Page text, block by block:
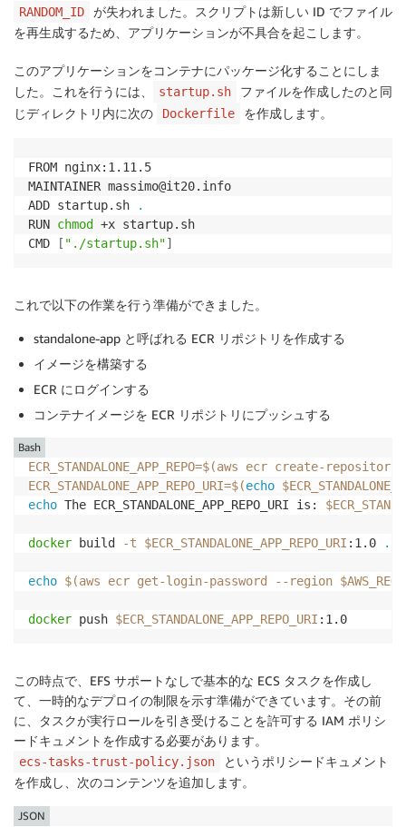
nginx -g "daemon off;"
RANDOM_ID
が失われました。スクリプトは新しい ID でファイル
を再生成するため、アプリケーションが不具合を起こします。
このアプリケーションをコンテナにパッケージ化することにしま
した。これを行うには、
startup.sh
ファイルを作成したのと同
じディレクトリ内に次の
Dockerfile を作成します。
FROM nginx:1.11.5
MAINTAINER massimo@it20.info
ADD startup.sh
.
RUN chmod
+x startup.sh
CMD
[ "./startup.sh"]
これで以下の作業を行う準備ができました。
standalone-app と呼ばれる ECR リポジトリを作成する
イメージを構築する
ECR にログインする
コンテナイメージを ECR リポジトリにプッシュする
ECR_STANDALONE_APP_REPO=$(aws ecr create-repository
ECR_STANDALONE_APP_REPO_URI=$(echo
echo The ECR_STANDALONE_APP_REPO_URI is:
docker build -t $ECR_STANDALONE_APP_REPO_URI :1.0 .
echo $(aws ecr get-login-password --region
docker push $ECR_STANDALONE_APP_REPO_URI :1.0
Bash
この時点で、EFS サポートなしで基本的な ECS タスクを作成し
て、一時的なデプロイの制限を示す準備ができています。その前
に、タスクが実行ロールを引き受けることを許可する IAM ポリシ
ードキュメントを作成する必要があります。
ecs-tasks-trust-policy.json
というポリシードキュメント
を作成し、次のコンテンツを追加します。
JSON